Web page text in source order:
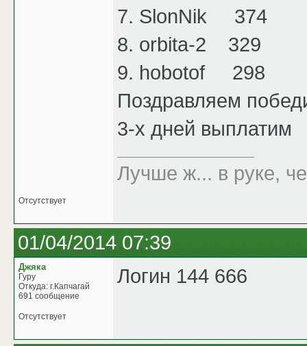
7. SlonNik 374
8. orbita-2 329
9. hobotof 298
Поздравляем
3-х дней выплатим
Лучше ж... в руке,
Отсутствует
01/04/2014 07:39
Джяка
Гуру
Откуда: г.Капчагай
691 сообщение
Логин 144 666
Отсутствует